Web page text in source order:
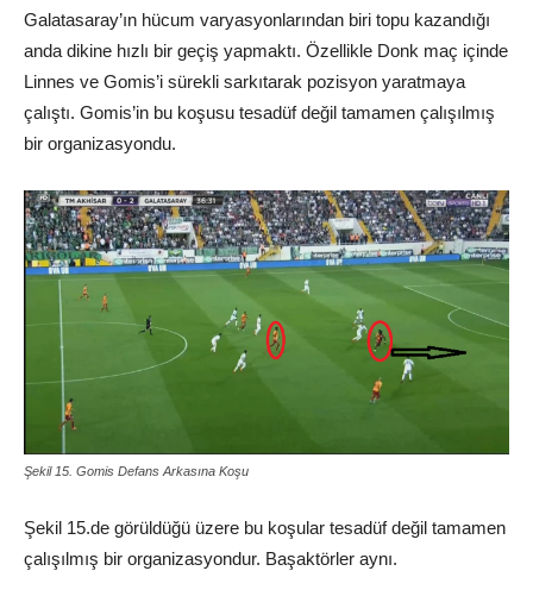
Galatasaray’ın hücum varyasyonlarından biri topu kazandığı
anda dikine hızlı bir geçiş yapmaktı. Özellikle Donk maç içinde
Linnes ve Gomis’i sürekli sarkıtarak pozisyon yaratmaya
çalıştı. Gomis’in bu koşusu tesadüf değil tamamen çalışılmış
bir organizasyondu.
Şekil 15. Gomis Defans Arkasına Koşu
Şekil 15.de görüldüğü üzere bu koşular tesadüf değil tamamen
çalışılmış bir organizasyondur. Başaktörler aynı.